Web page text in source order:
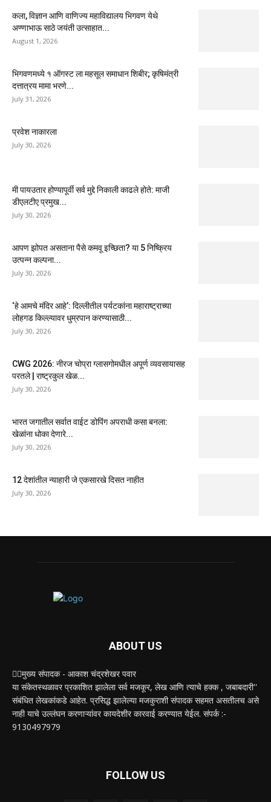
कला, विज्ञान आणि वाणिज्य महाविद्यालय भिगवण येथे
अण्णाभाऊ साठे जयंती उत्साहात...
August 1, 2026
भिगवणमध्ये १ ऑगस्ट ला महसूल समाधान शिबीर; कृषिमंत्री
दत्तात्रय मामा भरणे...
July 31, 2026
प्रवेश नाकारला
July 30, 2026
मी पायउतार होण्यापूर्वी सर्व मुद्दे निकाली काढले होते: माजी
डीएलटीए प्रमुख...
July 30, 2026
आपण झोपत असताना पैसे कमवू इच्छिता? या 5 निष्क्रिय
उत्पन्न कल्पना...
July 30, 2026
‘हे आमचे मंदिर आहे’: दिल्लीतील पर्यटकांना महाराष्ट्राच्या
लोहगड किल्ल्यावर धुम्रपान करण्यासाठी...
July 30, 2026
CWG 2026: नीरज चोप्रा ग्लासगोमधील अपूर्ण व्यवसायासह
परतले | राष्ट्रकुल खेळ...
July 30, 2026
भारत जगातील सर्वात वाईट डोपिंग अपराधी कसा बनला:
खेळांना धोका देणारे...
July 30, 2026
12 देशांतील न्याहारी जे एकसारखे दिसत नाहीत
July 30, 2026
ABOUT US
✍🏻मुख्य संपादक - आकाश चंद्रशेखर पवार
या संकेतस्थळावर प्रकाशित झालेला सर्व मजकूर, लेख आणि त्याचे हक्क , जबाबदारी''
संबंधित लेखकांकडे आहेत. प्रसिद्ध झालेल्या मजकुराशी संपादक सहमत असतीलच असे
नाही याचे उल्लंघन करणाऱ्यांवर कायदेशीर कारवाई करण्यात येईल. संपर्क :-
9130497979
FOLLOW US